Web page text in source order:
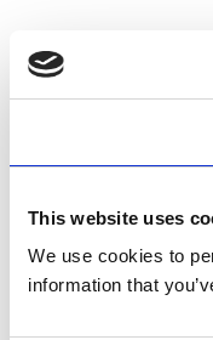
This website uses
We use cookies to
information that